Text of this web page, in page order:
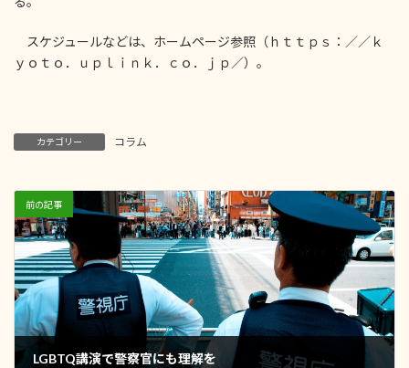
スケジュールなどは、ホームページ参照（ｈｔｔｐｓ：／／ｋ
ｙｏｔｏ．ｕｐｌｉｎｋ．ｃｏ．ｊｐ／）。
カテゴリー コラム
前の記事
LGBTQ講演で警察官にも理解を